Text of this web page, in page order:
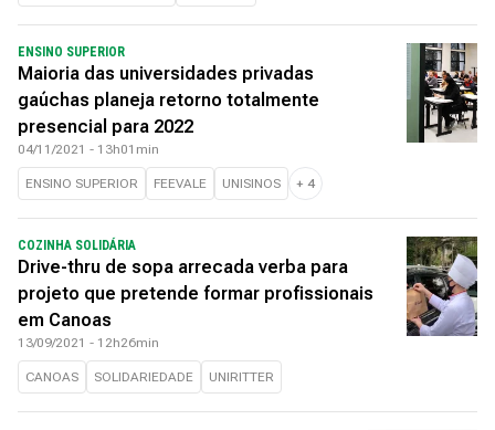
ENSINO SUPERIOR
Maioria das universidades privadas
gaúchas planeja retorno totalmente
presencial para 2022
04/11/2021 - 13h01min
ENSINO SUPERIOR FEEVALE UNISINOS + 4
COZINHA SOLIDÁRIA
Drive-thru de sopa arrecada verba para
projeto que pretende formar profissionais
em Canoas
13/09/2021 - 12h26min
CANOAS SOLIDARIEDADE UNIRITTER